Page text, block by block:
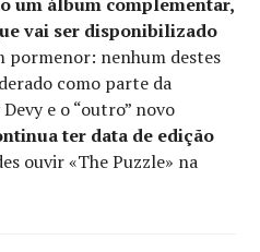
vai ser disponibilizado
pormenor: nenhum destes
como parte da
e o “outro” novo
ter data de edição
ouvir «The Puzzle» na